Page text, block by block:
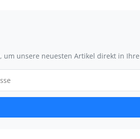
um unsere neuesten Artikel direkt in